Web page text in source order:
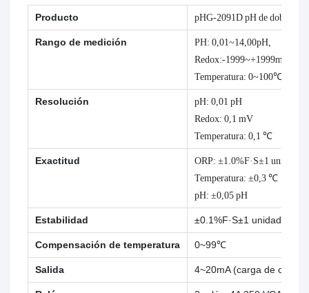
Producto pHG-2091D pH de doble
Rango de medición
PH: 0,01~14,00pH,
Redox:-1999~+1999mV
Temperatura: 0~100℃
Resolución
pH: 0,01 pH
Redox: 0,1 mV
Temperatura: 0,1 ℃
Exactitud
ORP: ±1.0%F·S±1 unidad,
Temperatura: ±0,3 ℃
pH: ±0,05 pH
Estabilidad ±0.1%F·S±1 unidad /24h
Compensación de temperatura 0~99℃
Salida 4~20mA (carga de carga